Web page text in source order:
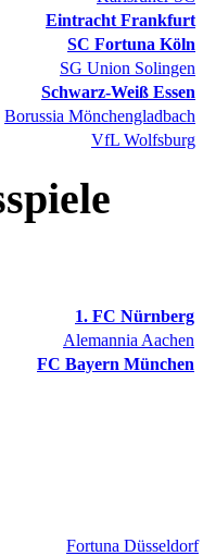
Eintracht Frankfurt
SC Fortuna Köln
SG Union Solingen
Schwarz-Weiß Essen
Borussia Mönchengladbach
VfL Wolfsburg
1. FC Nürnberg
Alemannia Aachen
FC Bayern München
Fortuna Düsseldorf